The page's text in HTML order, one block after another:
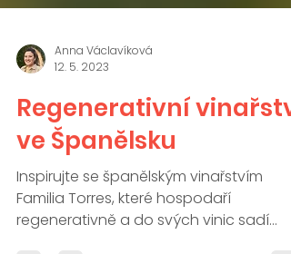
Anna Václavíková
12. 5. 2023
Regenerativní vinařství
ve Španělsku
Inspirujte se španělským vinařstvím